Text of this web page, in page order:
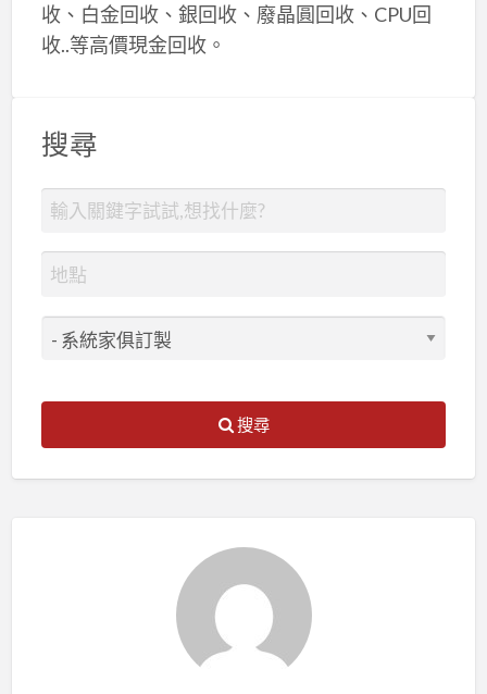
收、白金回收、銀回收、廢晶圓回收、CPU回
收..等高價現金回收。
搜尋
搜尋